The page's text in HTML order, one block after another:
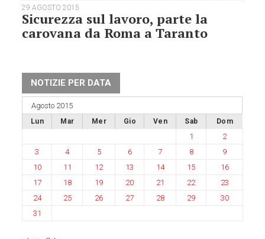
29 AGOSTO 2015
Sicurezza sul lavoro, parte la
carovana da Roma a Taranto
NOTIZIE PER DATA
Agosto 2015
Lun Mar Mer Gio Ven Sab Dom
1
2
3
4 5 6 7 8
9
10
11 12 13 14 15
16
17
18 19 20 21 22
23
24
25 26 27 28 29
30
31